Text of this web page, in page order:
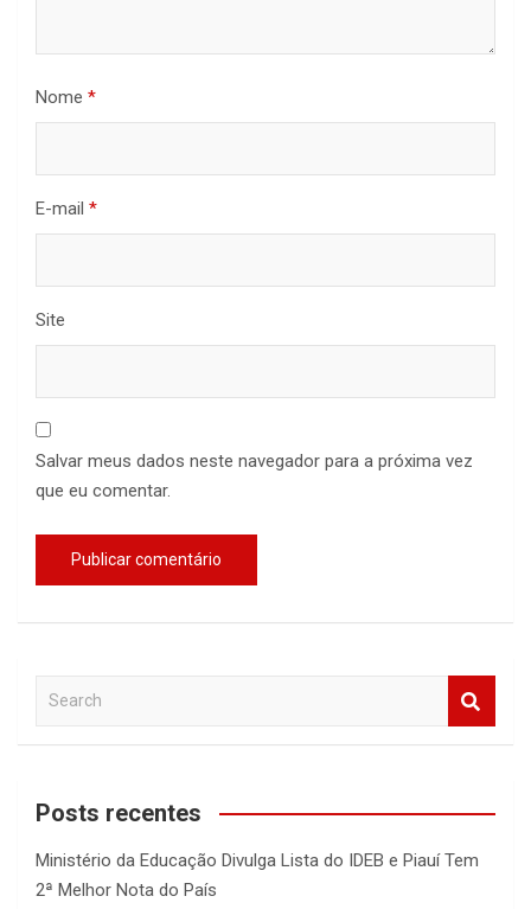
Nome *
E-mail *
Site
Salvar meus dados neste navegador para a próxima vez
que eu comentar.
a
cPosts recentes
Ministério da Educação Divulga Lista do IDEB e Piauí Tem
2ª Melhor Nota do País